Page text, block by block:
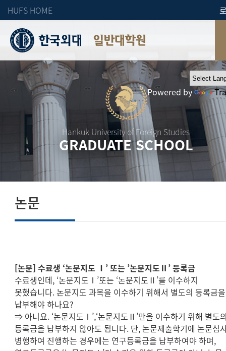
HUFS HOME
일반대학원
Hankuk University of Foreign Studies
GRADUATE SCHOOL
Powered by
논문
[논문]수료생 ‘논문지도 Ⅰ ’또는 ’논문지도 Ⅱ ’등록금
수료생인데, ‘논문지도 Ⅰ ’또는 ‘논문지도 Ⅱ ’를 이수하지
못했습니다.논문지도 과목을 이수하기 위해서 별도의 등록금을
납부해야 하나요?
⇒ 아니요. ‘논문지도 Ⅰ ’,‘논문지도 Ⅱ ’만을 이수하기 위해 별도
등록금을 납부하지 않아도 됩니다. 단,논문제출학기에 논문심
병행하여 진행하는 경우에는 연구등록금을 납부하여야 하며,